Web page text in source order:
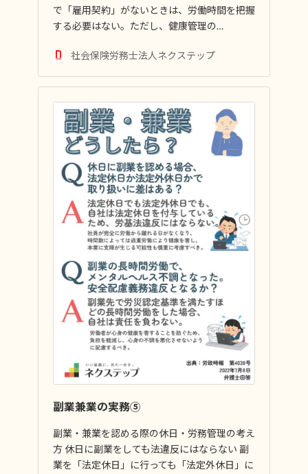
で「雇用契約」がないときは、労働時間を把握
する必要はない。ただし、健康管理の…
社会保険労務士法人ネクステップ
副業兼業の実務⑤
副業・兼業を認める際の休日・労務管理の考え
方 休日に副業をしても法違反にはならない 副
業を「法定休日」に行っても「法定外休日」に